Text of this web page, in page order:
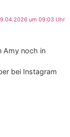
um 09:03 Uhr
Amy noch in
bei Instagram